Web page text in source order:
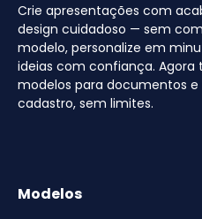
Crie apresentações com
design cuidadoso — sem
modelo, personalize em
ideias com confiança.
modelos para documentos
cadastro, sem limites.
Modelos